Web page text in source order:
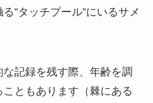
”タッチプール”にいるサメ
記録を残す際、年齢を調
ともあります（棘にある